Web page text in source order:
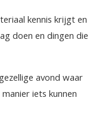
kennis krijgt en
doen en dingen die
avond waar
iets kunnen